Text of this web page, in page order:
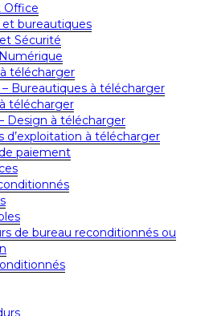
Office
et bureautiques
Sécurité
télécharger
– Bureautiques à télécharger
télécharger
Design à télécharger
d’exploitation à télécharger
paiement
de bureau reconditionnés ou